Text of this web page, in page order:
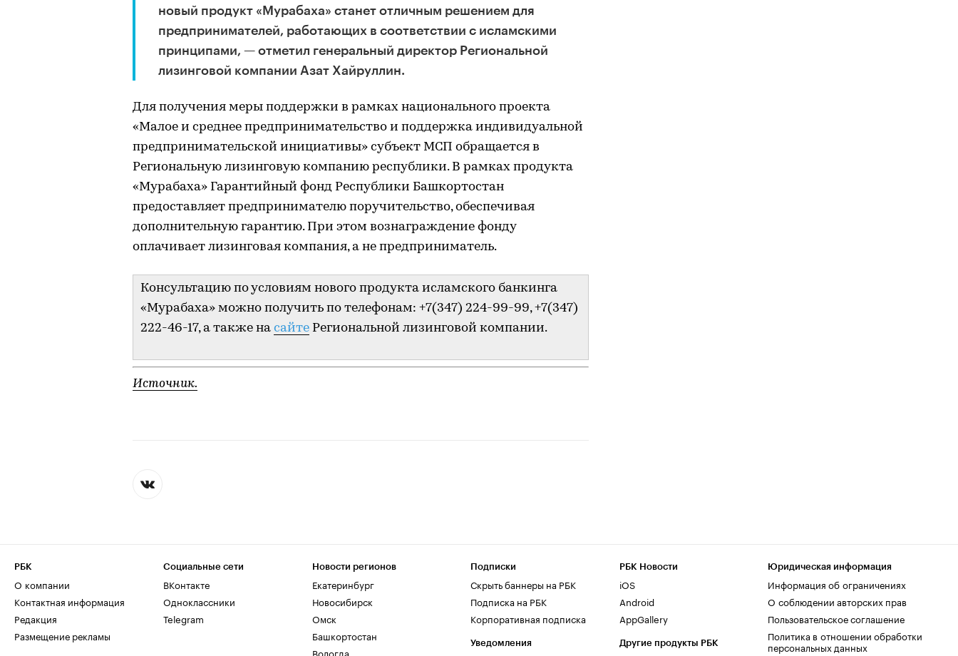
новый продукт «Мурабаха» станет отличным решением для
предпринимателей, работающих в соответствии с исламскими
принципами, — отметил генеральный директор Региональной
лизинговой компании Азат Хайруллин.
Для получения меры поддержки в рамках национального проекта
«Малое и среднее предпринимательство и поддержка индивидуальной
предпринимательской инициативы» субъект МСП обращается в
Региональную лизинговую компанию республики. В рамках продукта
«Мурабаха» Гарантийный фонд Республики Башкортостан
предоставляет предпринимателю поручительство, обеспечивая
дополнительную гарантию. При этом вознаграждение фонду
оплачивает лизинговая компания, а не предприниматель.
Консультацию по условиям нового продукта исламского банкинга
«Мурабаха» можно получить по телефонам: +7(347) 224-99-99, +7(347)
222-46-17, а также на сайте Региональной лизинговой компании.
Источник.
РБК
О компании
Контактная информация
Редакция
Размещение рекламы
Социальные сети
ВКонтакте
Одноклассники
Telegram
Новости регионов
Екатеринбург
Новосибирск
Омск
Башкортостан
Вологда
Подписки
Скрыть баннеры на РБК
Подписка на РБК
Корпоративная подписка
Уведомления
РБК Новости
iOS
Android
AppGallery
Другие продукты РБК
Юридическая информация
Информация об ограничениях
О соблюдении авторских прав
Пользовательское соглашение
Политика в отношении обработки
персональных данных